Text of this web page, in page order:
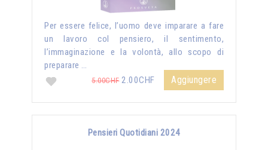
Per essere felice, l’uomo deve imparare a fare
un lavoro col pensiero, il sentimento,
l’immaginazione e la volontà, allo scopo di
preparare …
5.00CHF2.00CHF Aggiungere
Pensieri Quotidiani 2024